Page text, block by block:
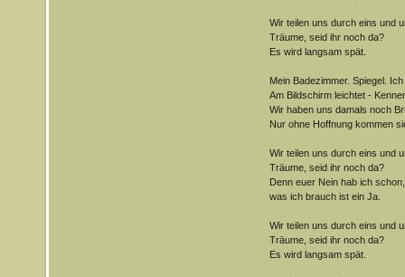
Wir teilen uns durch eins und
Träume, seid ihr noch da?
Es wird langsam spät.
Mein Badezimmer. Spiegel.
Am Bildschirm leichtet -
Wir haben uns damals noch
Nur ohne Hoffnung kommen
Wir teilen uns durch eins und
Träume, seid ihr noch da?
Denn euer Nein hab ich schon,
was ich brauch ist ein Ja.
Wir teilen uns durch eins und
Träume, seid ihr noch da?
Es wird langsam spät.